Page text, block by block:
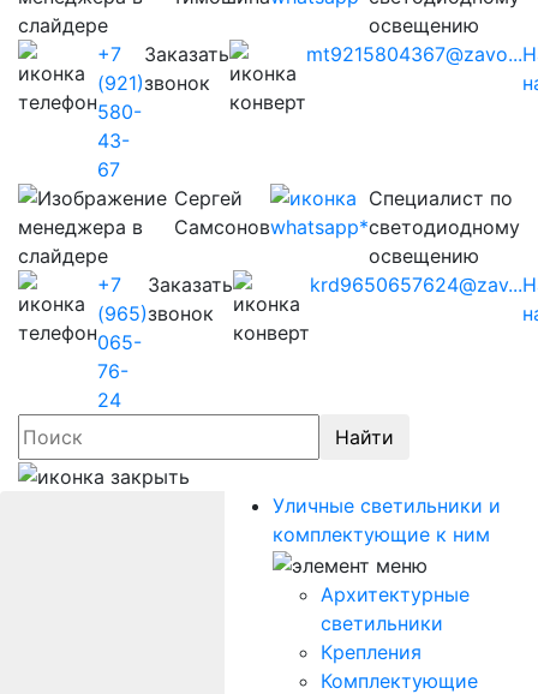
освещению
+7
(921)
580-
43-
67
Заказать
звонок
mt9215804367@zavo...
Сергей
Самсонов
Cпециалист по
светодиодному
освещению
+7
(965)
065-
76-
24
Заказать
звонок
krd9650657624@zav...
Найти
Уличные светильники и
комплектующие к ним
Архитектурные
светильники
Крепления
Комплектующие